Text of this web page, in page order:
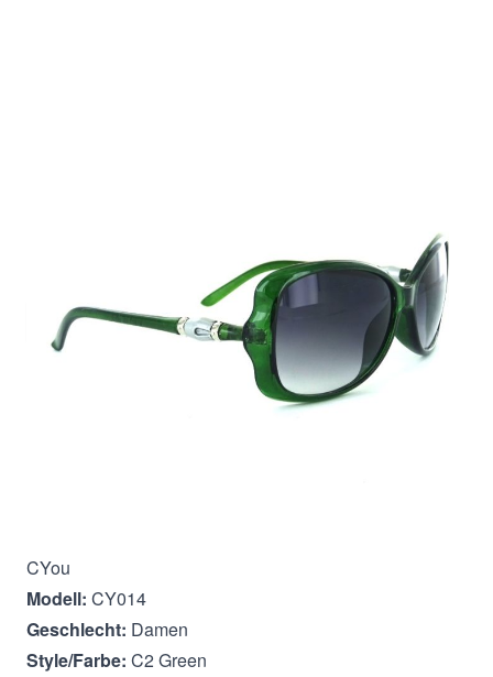
Versandkosten
Menge
CYou
Modell: CY014
Geschlecht: Damen
Style/Farbe: C2 Green